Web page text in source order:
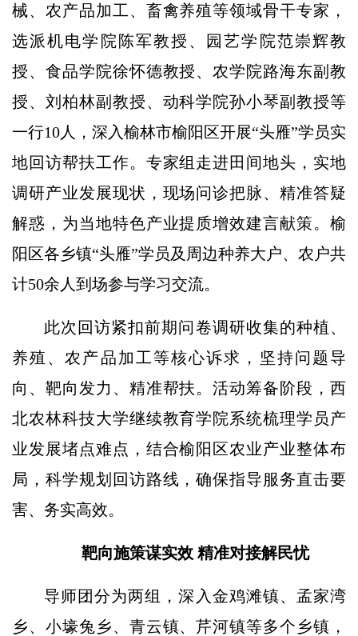
械、农产品加工、畜禽养殖等领域骨干专家，
选派机电学院陈军教授、园艺学院范崇辉教
授、食品学院徐怀德教授、农学院路海东副教
授、刘柏林副教授、动科学院孙小琴副教授等
一行10人，深入榆林市榆阳区开展“头雁”学员实
地回访帮扶工作。专家组走进田间地头，实地
调研产业发展现状，现场问诊把脉、精准答疑
解惑，为当地特色产业提质增效建言献策。榆
阳区各乡镇“头雁”学员及周边种养大户、农户共
计50余人到场参与学习交流。
此次回访紧扣前期问卷调研收集的种植、
养殖、农产品加工等核心诉求，坚持问题导
向、靶向发力、精准帮扶。活动筹备阶段，西
北农林科技大学继续教育学院系统梳理学员产
业发展堵点难点，结合榆阳区农业产业整体布
局，科学规划回访路线，确保指导服务直击要
害、务实高效。
靶向施策谋实效 精准对接解民忧
导师团分为两组，深入金鸡滩镇、孟家湾
乡、小壕兔乡、青云镇、芹河镇等多个乡镇，